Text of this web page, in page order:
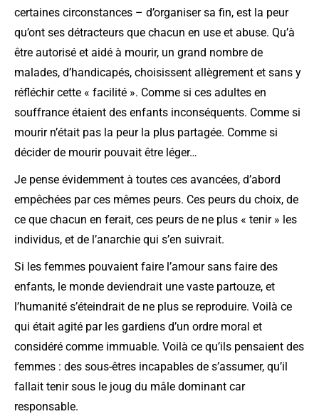
certaines circonstances – d’organiser sa fin, est la peur
qu’ont ses détracteurs que chacun en use et abuse. Qu’à
être autorisé et aidé à mourir, un grand nombre de
malades, d’handicapés, choisissent allègrement et sans y
réfléchir cette « facilité ». Comme si ces adultes en
souffrance étaient des enfants inconséquents. Comme si
mourir n’était pas la peur la plus partagée. Comme si
décider de mourir pouvait être léger…
Je pense évidemment à toutes ces avancées, d’abord
empêchées par ces mêmes peurs. Ces peurs du choix, de
ce que chacun en ferait, ces peurs de ne plus « tenir » les
individus, et de l’anarchie qui s’en suivrait.
Si les femmes pouvaient faire l’amour sans faire des
enfants, le monde deviendrait une vaste partouze, et
l’humanité s’éteindrait de ne plus se reproduire. Voilà ce
qui était agité par les gardiens d’un ordre moral et
considéré comme immuable. Voilà ce qu’ils pensaient des
femmes : des sous-êtres incapables de s’assumer, qu’il
fallait tenir sous le joug du mâle dominant car
responsable.